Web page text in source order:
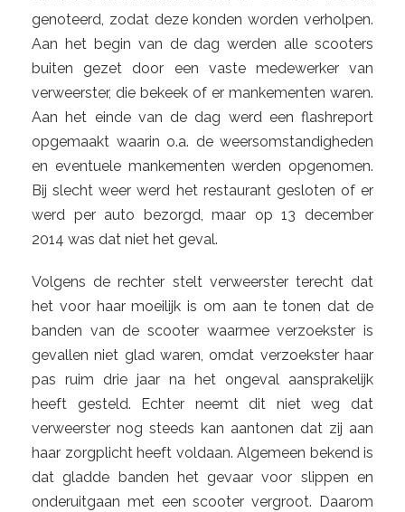
genoteerd, zodat deze konden worden verholpen.
Aan het begin van de dag werden alle scooters
buiten gezet door een vaste medewerker van
verweerster, die bekeek of er mankementen waren.
Aan het einde van de dag werd een flashreport
opgemaakt waarin o.a. de weersomstandigheden
en eventuele mankementen werden opgenomen.
Bij slecht weer werd het restaurant gesloten of er
werd per auto bezorgd, maar op 13 december
2014 was dat niet het geval.
Volgens de rechter stelt verweerster terecht dat
het voor haar moeilijk is om aan te tonen dat de
banden van de scooter waarmee verzoekster is
gevallen niet glad waren, omdat verzoekster haar
pas ruim drie jaar na het ongeval aansprakelijk
heeft gesteld. Echter neemt dit niet weg dat
verweerster nog steeds kan aantonen dat zij aan
haar zorgplicht heeft voldaan. Algemeen bekend is
dat gladde banden het gevaar voor slippen en
onderuitgaan met een scooter vergroot. Daarom